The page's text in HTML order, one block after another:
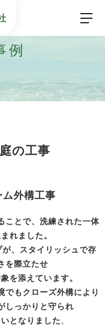
例
の工事
外構工事
ことで、洗練された一体
れました。
、スタイリッシュで存
を際立たせ
を添えています。
でもクローズ外構により
しっかりと守られ
となりました 。